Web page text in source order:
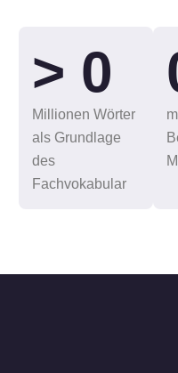
Millionen Wörter
als Grundlage
des
Fachvokabular
> 0